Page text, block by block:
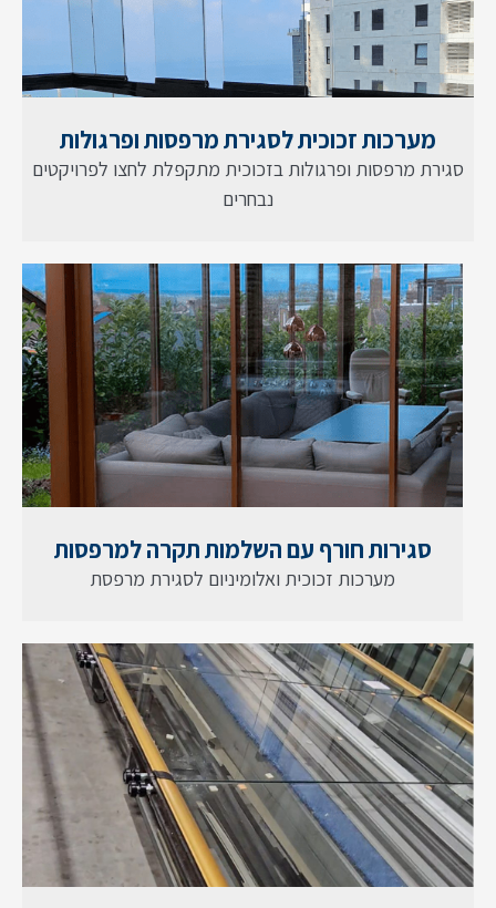
מערכות זכוכית לסגירת מרפסות ופרגולות
סגירת מרפסות ופרגולות בזכוכית מתקפלת לחצו לפרויקטים
נבחרים
סגירות חורף עם השלמות תקרה למרפסות
מערכות זכוכית ואלומיניום לסגירת מרפסת